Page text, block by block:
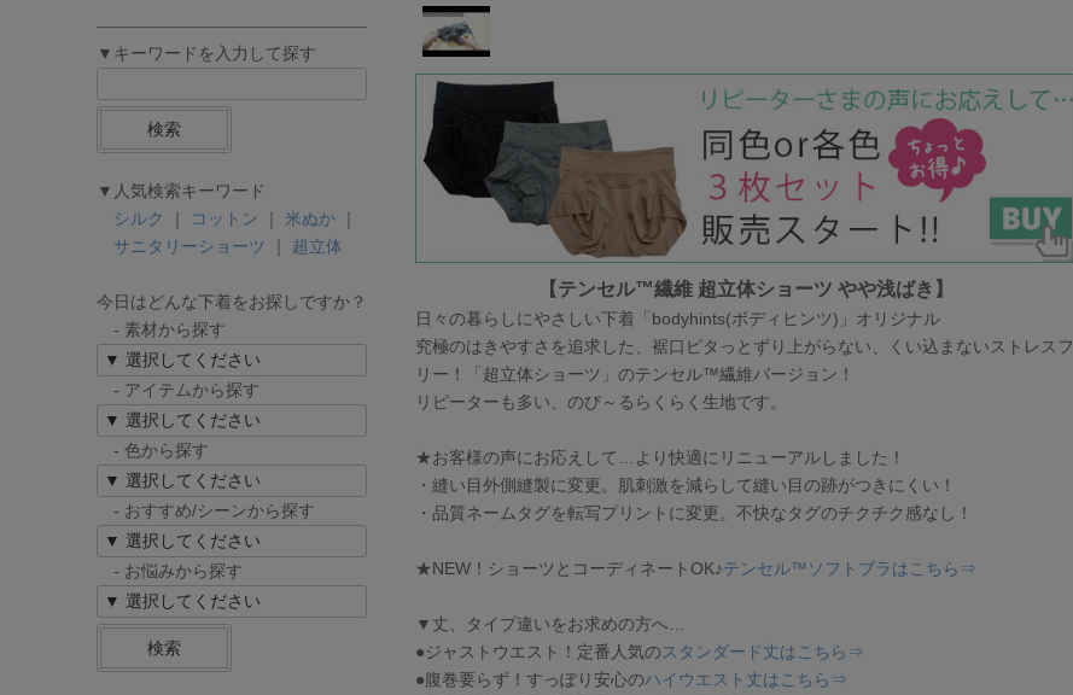
▼キーワードを入力して探す
検索
▼人気検索キーワード
シルク
コットン 米ぬか
サニタリーショーツ
超立体
今日はどんな下着をお探しですか？
- 素材から探す
- アイテムから探す
- 色から探す
- おすすめ/シーンから探す
- お悩みから探す
検索
【テンセル™繊維 超立体ショーツ やや浅ばき】
日々の暮らしにやさしい下着「bodyhints(ボディヒンツ)」オリジナル
究極のはきやすさを追求した、裾口ピタっとずり上がらない、くい込まないストレスフ
リー！「超立体ショーツ」のテンセル™繊維バージョン！
リピーターも多い、のび～るらくらく生地です。
★お客様の声にお応えして…より快適にリニューアルしました！
・縫い目外側縫製に変更。肌刺激を減らして縫い目の跡がつきにくい！
・品質ネームタグを転写プリントに変更。不快なタグのチクチク感なし！
★NEW！ショーツとコーディネートOK♪テンセル™ソフトブラはこちら⇒
▼丈、タイプ違いをお求めの方へ…
●ジャストウエスト！定番人気のスタンダード丈はこちら⇒
●腹巻要らず！すっぽり安心のハイウエスト丈はこちら⇒